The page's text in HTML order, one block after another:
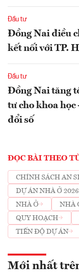
Đầu tư
Đồng Nai điều
kết nối với TP.
Đầu tư
Đồng Nai tăng
tư cho khoa học
đổi số
ĐỌC BÀI THEO
CHÍNH SÁCH AN
DỰ ÁN NHÀ Ở 2026
NHÀ Ở
NHÀ
QUY HOẠCH
TIẾN ĐỘ DỰ ÁN
Mới nhất